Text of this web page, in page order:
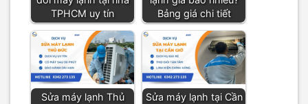
TPHCM uy tín
Bảng giá chi tiết
Sửa máy lạnh Thủ
Sửa máy lạnh tại Cần